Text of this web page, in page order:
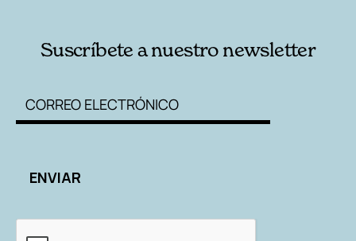
Suscríbete a nuestro newsletter